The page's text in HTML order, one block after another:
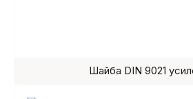
Шайба DIN 9021